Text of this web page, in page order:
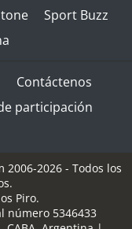
Sport Buzz
Contáctenos
participación
2006-2026 - Todos los
Piro.
número 5346433